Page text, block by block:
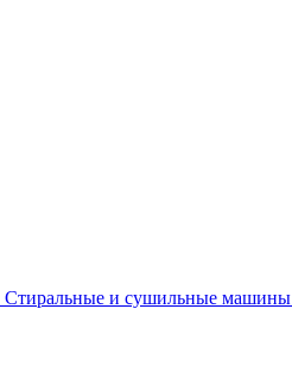
Стиральные и сушильные машины